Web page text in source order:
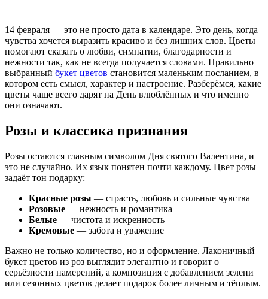
14 февраля — это не просто дата в календаре. Это день, когда
чувства хочется выразить красиво и без лишних слов. Цветы
помогают сказать о любви, симпатии, благодарности и
нежности так, как не всегда получается словами. Правильно
выбранный букет цветов становится маленьким посланием, в
котором есть смысл, характер и настроение. Разберёмся, какие
цветы чаще всего дарят на День влюблённых и что именно
они означают.
Розы и классика признания
Розы остаются главным символом Дня святого Валентина, и
это не случайно. Их язык понятен почти каждому. Цвет розы
задаёт тон подарку:
Красные розы — страсть, любовь и сильные чувства
Розовые — нежность и романтика
Белые — чистота и искренность
Кремовые — забота и уважение
Важно не только количество, но и оформление. Лаконичный
букет цветов из роз выглядит элегантно и говорит о
серьёзности намерений, а композиция с добавлением зелени
или сезонных цветов делает подарок более личным и тёплым.